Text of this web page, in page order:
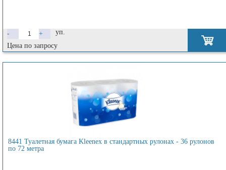
- +
уп.
Цена по запросу
8441 Туалетная бумага Kleenex в стандартных рулонах - 36 рулонов
по 72 метра